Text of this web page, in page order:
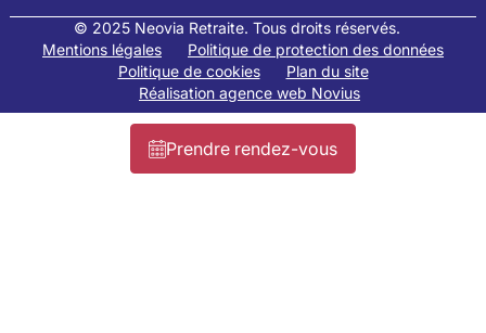
© 2025 Neovia Retraite. Tous droits réservés.
Mentions légales
Politique de protection des données
Politique de cookies
Plan du site
Réalisation agence web Novius
Prendre rendez-vous